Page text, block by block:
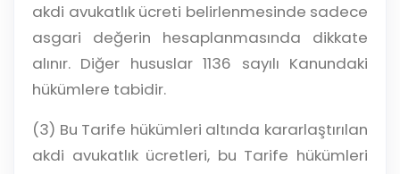
akdi avukatlık ücreti belirlenmesinde sadece
asgari değerin hesaplanmasında dikkate
alınır. Diğer hususlar 1136 sayılı Kanundaki
hükümlere tabidir.
(3) Bu Tarife hükümleri altında kararlaştırılan
akdi avukatlık ücretleri, bu Tarife hükümleri